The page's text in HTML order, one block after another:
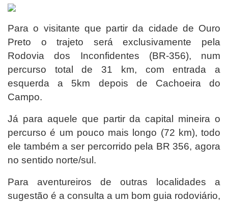
Para o visitante que partir da cidade de Ouro
Preto o trajeto será exclusivamente pela
Rodovia dos Inconfidentes (BR-356), num
percurso total de 31 km, com entrada a
esquerda a 5km depois de Cachoeira do
Campo.
Já para aquele que partir da capital mineira o
percurso é um pouco mais longo (72 km), todo
ele também a ser percorrido pela BR 356, agora
no sentido norte/sul.
Para aventureiros de outras localidades a
sugestão é a consulta a um bom guia rodoviário,